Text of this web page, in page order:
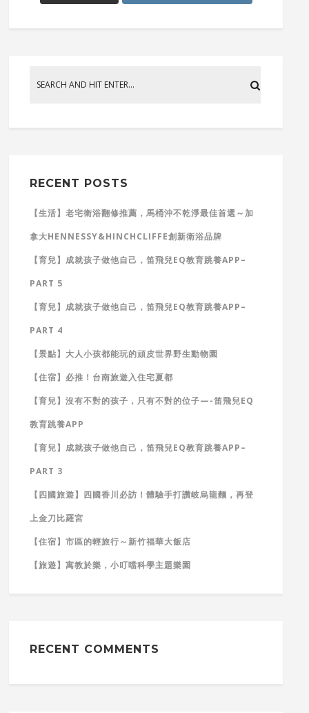
RECENT POSTS
【生活】老宅衛浴翻修推薦，馬桶沖不乾淨最佳首選～加
拿大HENNESSY&HINCHCLIFFE創新衛浴品牌
【育兒】成就孩子做他自己，笛飛兒EQ教育跳養APP–
PART 5
【育兒】成就孩子做他自己，笛飛兒EQ教育跳養APP–
PART 4
【景點】大人小孩都能玩的頑皮世界野生動物園
【住宿】必推！台南旅遊入住宅夏都
【育兒】沒有不對的孩子，只有不對的位子—-笛飛兒EQ
教育跳養APP
【育兒】成就孩子做他自己，笛飛兒EQ教育跳養APP–
PART 3
【四國旅遊】四國香川必訪！體驗手打讚岐烏龍麵，再登
上金刀比羅宮
【住宿】市區的輕旅行～新竹福華大飯店
【旅遊】寓教於樂，小叮噹科學主題樂園
RECENT COMMENTS